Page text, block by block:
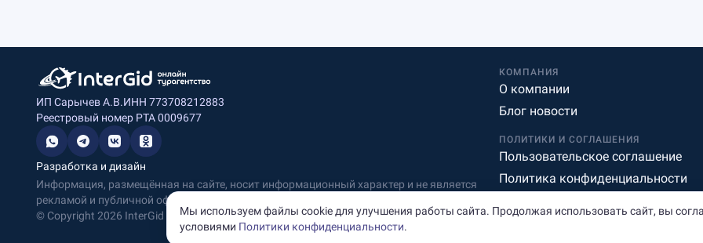
ИП Сарычев А.В.ИНН 773708212883
Реестровый номер РТА 0009677
Разработка и дизайн
Информация, размещённая на сайте, носит информационный характер и не является
рекламой и публичной офертой.
© Copyright 2026 InterGid Все права защищены.
КОМПАНИЯ
О компании
Блог новости
ПОЛИТИКИ И СОГЛАШЕНИЯ
Пользовательское соглашение
Политика конфиденциальности
Мы используем файлы cookie для улучшения работы сайта. Продолжая использовать сайт, вы
условиями Политики конфиденциальности.